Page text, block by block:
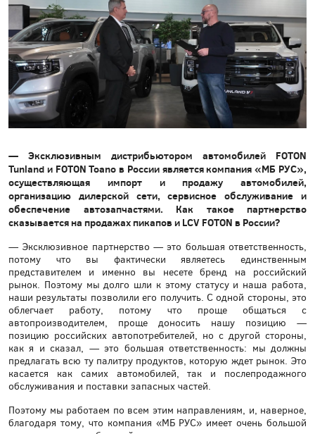
— Эксклюзивным дистрибьютором автомобилей FOTON
Tunland и FOTON Toano в России является компания «МБ РУС»,
осуществляющая импорт и продажу автомобилей,
организацию дилерской сети, сервисное обслуживание и
обеспечение автозапчастями. Как такое партнерство
сказывается на продажах пикапов и LCV FOTON в России?
— Эксклюзивное партнерство — это большая ответственность,
потому что вы фактически являетесь единственным
представителем и именно вы несете бренд на российский
рынок. Поэтому мы долго шли к этому статусу и наша работа,
наши результаты позволили его получить. С одной стороны, это
облегчает работу, потому что проще общаться с
автопроизводителем, проще доносить нашу позицию —
позицию российских автопотребителей, но с другой стороны,
как я и сказал, — это большая ответственность: мы должны
предлагать всю ту палитру продуктов, которую ждет рынок. Это
касается как самих автомобилей, так и послепродажного
обслуживания и поставки запасных частей.
Поэтому мы работаем по всем этим направлениям, и, наверное,
благодаря тому, что компания «МБ РУС» имеет очень большой